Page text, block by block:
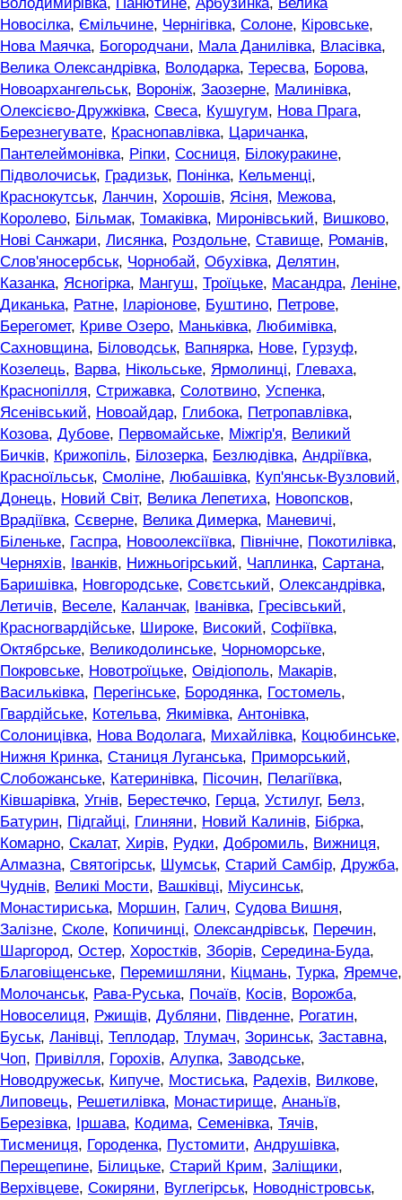
Володимирівка, Панютине, Арбузинка, Велика
Новосілка, Ємільчине, Чернігівка, Солоне, Кіровське,
Нова Маячка, Богородчани, Мала Данилівка, Власівка,
Велика Олександрівка, Володарка, Тересва, Борова,
Новоархангельськ, Вороніж, Заозерне, Малинівка,
Олексієво-Дружківка, Свеса, Кушугум, Нова Прага,
Березнегувате, Краснопавлівка, Царичанка,
Пантелеймонівка, Ріпки, Сосниця, Білокуракине,
Підволочиськ, Градизьк, Понінка, Кельменці,
Краснокутськ, Ланчин, Хорошів, Ясіня, Межова,
Королево, Більмак, Томаківка, Миронівський, Вишково,
Нові Санжари, Лисянка, Роздольне, Ставище, Романів,
Слов'яносербськ, Чорнобай, Обухівка, Делятин,
Казанка, Ясногірка, Мангуш, Троїцьке, Масандра, Леніне,
Диканька, Ратне, Іларіонове, Буштино, Петрове,
Берегомет, Криве Озеро, Маньківка, Любимівка,
Сахновщина, Біловодськ, Вапнярка, Нове, Гурзуф,
Козелець, Варва, Нікольське, Ярмолинці, Глеваха,
Краснопілля, Стрижавка, Солотвино, Успенка,
Ясенівський, Новоайдар, Глибока, Петропавлівка,
Козова, Дубове, Первомайське, Міжгір'я, Великий
Бичків, Крижопіль, Білозерка, Безлюдівка, Андріївка,
Красноїльськ, Смоліне, Любашівка, Куп'янськ-Вузловий,
Донець, Новий Світ, Велика Лепетиха, Новопсков,
Врадіївка, Сєверне, Велика Димерка, Маневичі,
Біленьке, Гаспра, Новоолексіївка, Північне, Покотилівка,
Черняхів, Іванків, Нижньогірський, Чаплинка, Сартана,
Баришівка, Новгородське, Совєтський, Олександрівка,
Летичів, Веселе, Каланчак, Іванівка, Гресівський,
Красногвардійське, Широке, Високий, Софіївка,
Октябрське, Великодолинське, Чорноморське,
Покровське, Новотроїцьке, Овідіополь, Макарів,
Васильківка, Перегінське, Бородянка, Гостомель,
Гвардійське, Котельва, Якимівка, Антонівка,
Солоницівка, Нова Водолага, Михайлівка, Коцюбинське,
Нижня Кринка, Станиця Луганська, Приморський,
Слобожанське, Катеринівка, Пісочин, Пелагіївка,
Ківшарівка, Угнів, Берестечко, Герца, Устилуг, Белз,
Батурин, Підгайці, Глиняни, Новий Калинів, Бібрка,
Комарно, Скалат, Хирів, Рудки, Добромиль, Вижниця,
Алмазна, Святогірськ, Шумськ, Старий Самбір, Дружба,
Чуднів, Великі Мости, Вашківці, Міусинськ,
Монастириська, Моршин, Галич, Судова Вишня,
Залізне, Сколе, Копичинці, Олександрівськ, Перечин,
Шаргород, Остер, Хоростків, Зборів, Середина-Буда,
Благовіщенське, Перемишляни, Кіцмань, Турка, Яремче,
Молочанськ, Рава-Руська, Почаїв, Косів, Ворожба,
Новоселиця, Ржищів, Дубляни, Південне, Рогатин,
Буськ, Ланівці, Теплодар, Тлумач, Зоринськ, Заставна,
Чоп, Привілля, Горохів, Алупка, Заводське,
Новодружеськ, Кипуче, Мостиська, Радехів, Вилкове,
Липовець, Решетилівка, Монастирище, Ананьїв,
Березівка, Іршава, Кодима, Семенівка, Тячів,
Тисмениця, Городенка, Пустомити, Андрушівка,
Перещепине, Білицьке, Старий Крим, Заліщики,
Верхівцеве, Сокиряни, Вуглегірськ, Новодністровськ,